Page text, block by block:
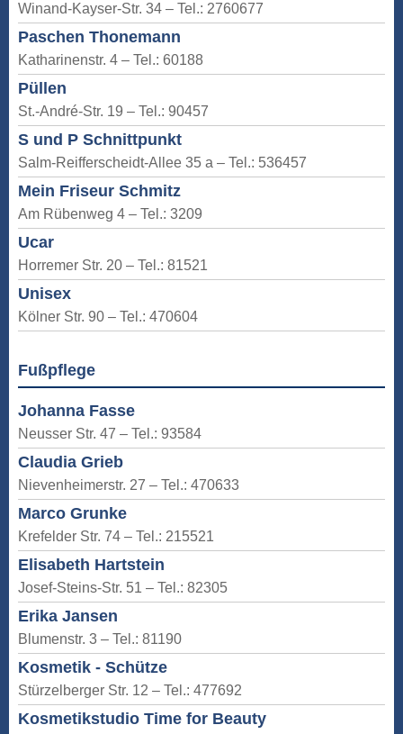
Winand-Kayser-Str. 34 – Tel.: 2760677
Paschen Thonemann
Katharinenstr. 4 – Tel.: 60188
Püllen
St.-André-Str. 19 – Tel.: 90457
S und P Schnittpunkt
Salm-Reifferscheidt-Allee 35 a – Tel.: 536457
Mein Friseur Schmitz
Am Rübenweg 4 – Tel.: 3209
Ucar
Horremer Str. 20 – Tel.: 81521
Unisex
Kölner Str. 90 – Tel.: 470604
Fußpflege
Johanna Fasse
Neusser Str. 47 – Tel.: 93584
Claudia Grieb
Nievenheimerstr. 27 – Tel.: 470633
Marco Grunke
Krefelder Str. 74 – Tel.: 215521
Elisabeth Hartstein
Josef-Steins-Str. 51 – Tel.: 82305
Erika Jansen
Blumenstr. 3 – Tel.: 81190
Kosmetik - Schütze
Stürzelberger Str. 12 – Tel.: 477692
Kosmetikstudio Time for Beauty